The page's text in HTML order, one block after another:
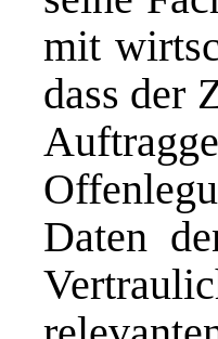
mit
dass der
Daten